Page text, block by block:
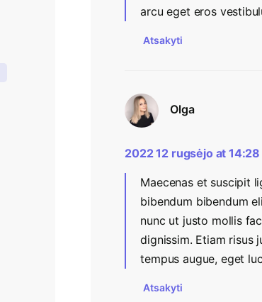
arcu eget eros
Atsakyti
Olga
2022 12 rugsėjo at 14:28
Maecenas et suscipit
bibendum bibendum
nunc ut justo mollis
dignissim. Etiam risus
tempus augue, eget
Atsakyti